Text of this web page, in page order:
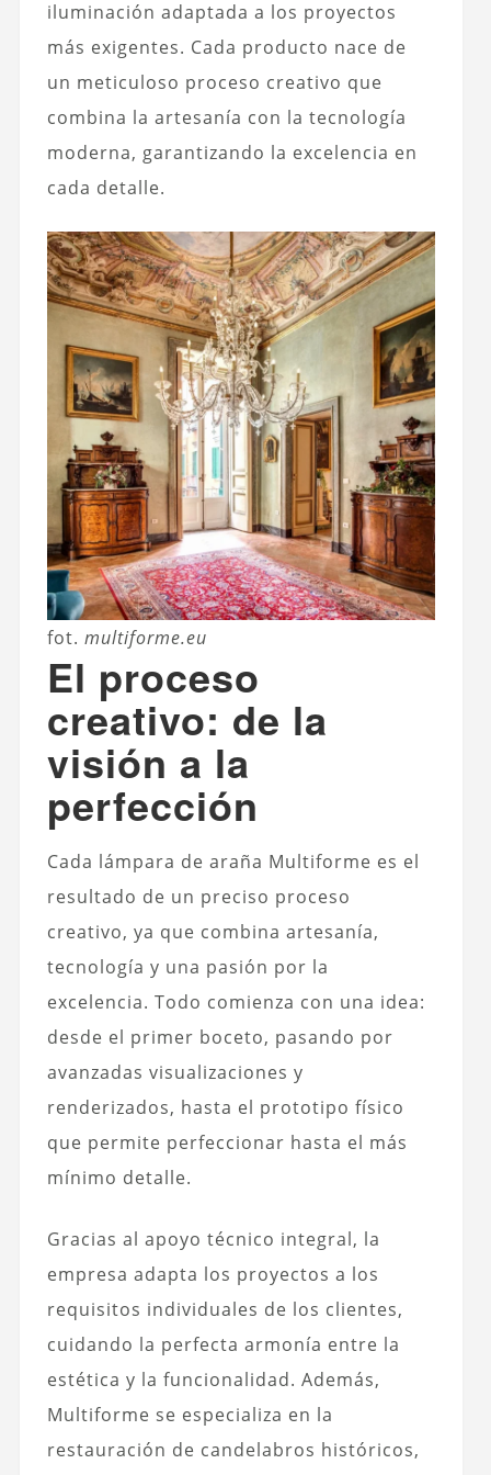
iluminación adaptada a los proyectos
más exigentes. Cada producto nace de
un meticuloso proceso creativo que
combina la artesanía con la tecnología
moderna, garantizando la excelencia en
cada detalle.
fot. multiforme.eu
El proceso
creativo: de la
visión a la
perfección
Cada lámpara de araña Multiforme es el
resultado de un preciso proceso
creativo, ya que combina artesanía,
tecnología y una pasión por la
excelencia. Todo comienza con una idea:
desde el primer boceto, pasando por
avanzadas visualizaciones y
renderizados, hasta el prototipo físico
que permite perfeccionar hasta el más
mínimo detalle.
Gracias al apoyo técnico integral, la
empresa adapta los proyectos a los
requisitos individuales de los clientes,
cuidando la perfecta armonía entre la
estética y la funcionalidad. Además,
Multiforme se especializa en la
restauración de candelabros históricos,